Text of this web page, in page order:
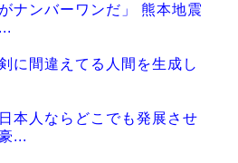
ナンバーワンだ」 熊本地震
に間違えてる人間を生成し
本人ならどこでも発展させ
...